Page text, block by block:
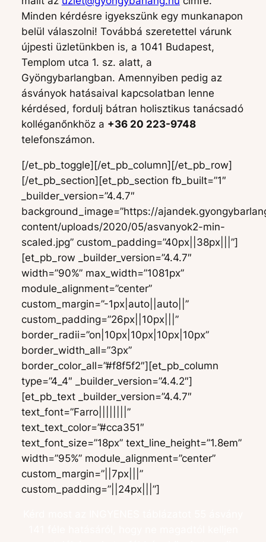
Minden kérdésre igyekszünk egy munkanapon
belül válaszolni! Továbbá szeretettel várunk
újpesti üzletünkben is, a 1041 Budapest,
Templom utca 1. sz. alatt, a
Gyöngybarlangban. Amennyiben pedig az
ásványok hatásaival kapcsolatban lenne
kérdésed, fordulj bátran holisztikus tanácsadó
kolléganőnkhöz a +36 20 223-9748
telefonszámon.
[/et_pb_toggle][/et_pb_column][/et_pb_row]
[/et_pb_section][et_pb_section fb_built=”1″
_builder_version=”4.4.7″
background_image=”https://
content/uploads/2020/05/asvanyok2-min-
scaled.jpg” custom_padding=”40px||38px|||”]
[et_pb_row _builder_version=”4.4.7″
width=”90%” max_width=”1081px”
module_alignment=”center”
custom_margin=”-1px|auto||auto||”
custom_padding=”26px||10px|||”
border_radii=”on|10px|10px|10px|10px”
border_width_all=”3px”
border_color_all=”#f8f5f2″][et_pb_column
type=”4_4″ _builder_version=”4.4.2″]
[et_pb_text _builder_version=”4.4.7″
text_font=”Farro||||||||”
text_text_color=”#cca351″
text_font_size=”18px” text_line_height=”1.8em”
width=”95%” module_alignment=”center”
custom_margin=”||7px|||”
custom_padding=”||24px|||”]